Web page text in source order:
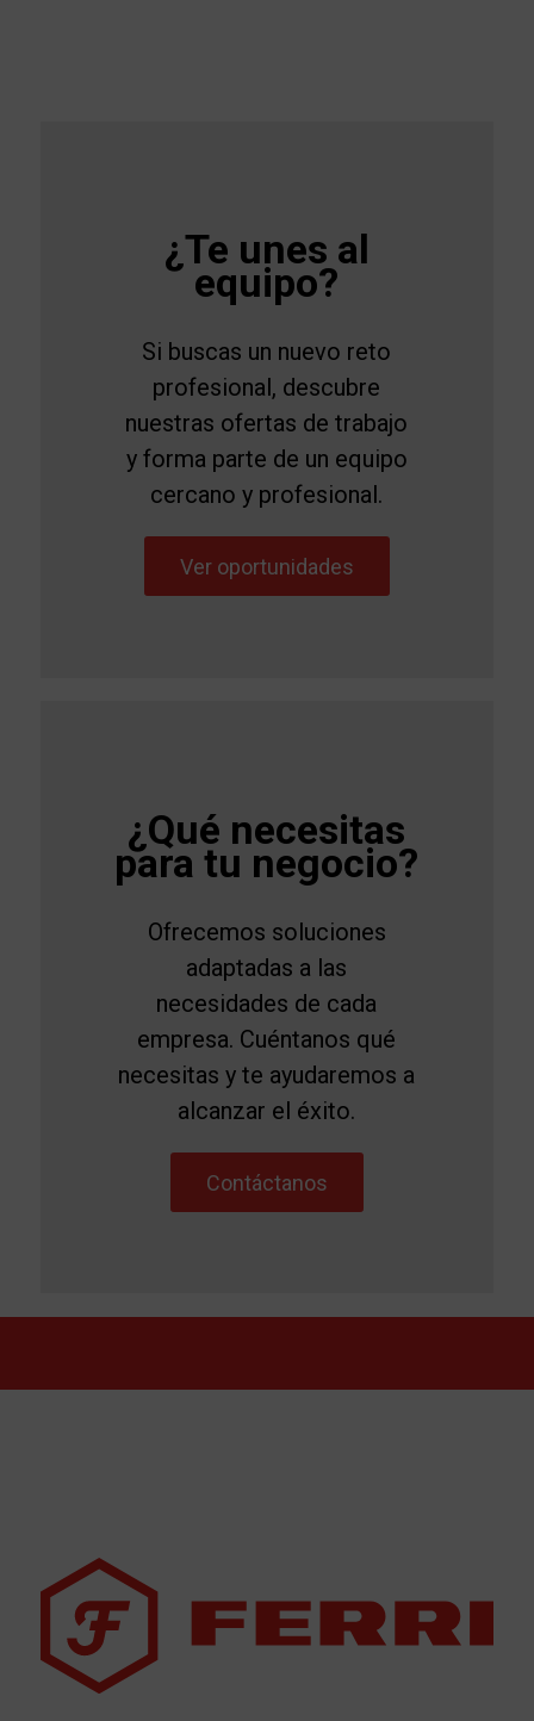
¿Te unes al
equipo?
Si buscas un nuevo reto
profesional, descubre
nuestras ofertas de trabajo
y forma parte de un equipo
cercano y profesional.
Ver oportunidades
¿Qué necesitas
para tu negocio?
Ofrecemos soluciones
adaptadas a las
necesidades de cada
empresa. Cuéntanos qué
necesitas y te ayudaremos a
alcanzar el éxito.
Contáctanos